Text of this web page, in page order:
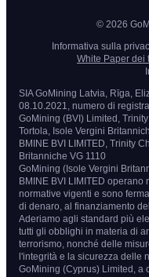
© 2026
Informativa sulla
White Paper dei
SIA GoMining Latvia, Rīga,
08.10.2021, numero di
GoMining (BVI) Limited,
Tortola, Isole Vergini
BMINE BVI LIMITED, Trinity
Britanniche VG 1110
GoMining (Isole Vergini
BMINE BVI LIMITED
normative vigenti e sono
di denaro, al finanziamento
Aderiamo agli standard più
tutti gli obblighi in materia di
terrorismo, nonché delle
l'integrità e la sicurezza delle
GoMining (Cyprus) Limited, a